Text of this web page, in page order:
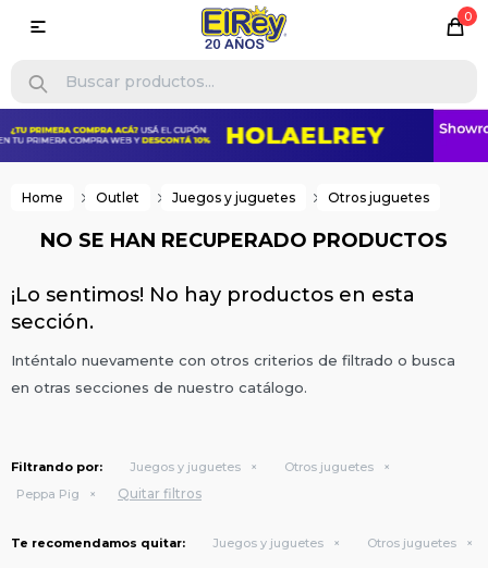
0

Home Outlet Juegos y juguetes Otros juguetes
NO SE HAN RECUPERADO PRODUCTOS
¡Lo sentimos! No hay productos en esta
sección.
Inténtalo nuevamente con otros criterios de filtrado o busca
en otras secciones de nuestro catálogo.
Filtrando por: Juegos y juguetes
Otros juguetes
Peppa Pig
Quitar filtros
Te recomendamos quitar: Juegos y juguetes Otros juguetes